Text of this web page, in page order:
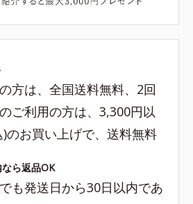
方は、全国送料無料、2回
ご利用の方は、3,300円以
)のお買い上げで、送料無料
ら返品OK
も発送日から30日以内であ